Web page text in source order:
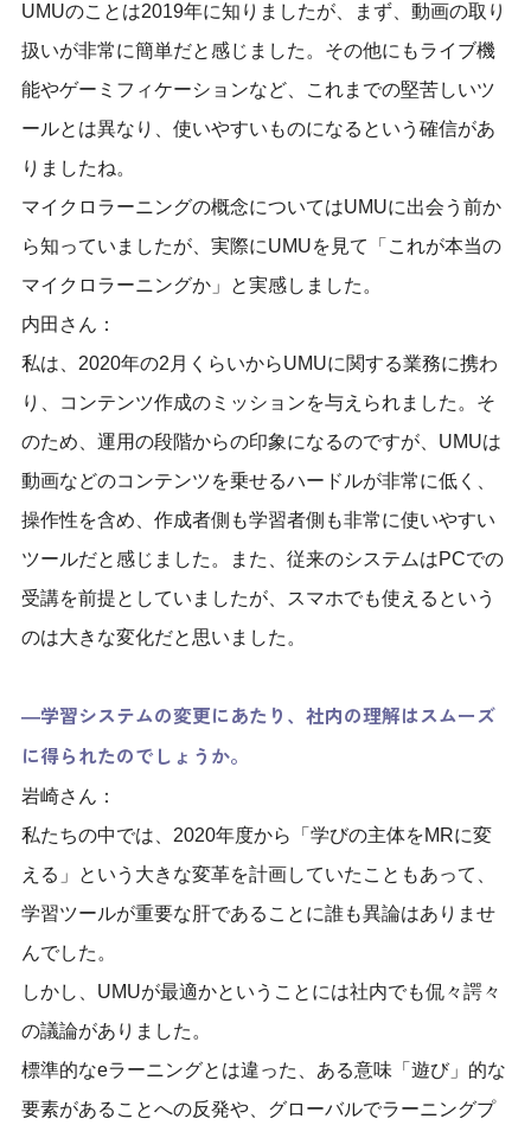
UMUのことは2019年に知りましたが、まず、動画の取り
扱いが非常に簡単だと感じました。その他にもライブ機
能やゲーミフィケーションなど、これまでの堅苦しいツ
ールとは異なり、使いやすいものになるという確信があ
りましたね。
マイクロラーニングの概念についてはUMUに出会う前か
ら知っていましたが、実際にUMUを見て「これが本当の
マイクロラーニングか」と実感しました。
内田さん：
私は、2020年の2月くらいからUMUに関する業務に携わ
り、コンテンツ作成のミッションを与えられました。そ
のため、運用の段階からの印象になるのですが、UMUは
動画などのコンテンツを乗せるハードルが非常に低く、
操作性を含め、作成者側も学習者側も非常に使いやすい
ツールだと感じました。また、従来のシステムはPCでの
受講を前提としていましたが、スマホでも使えるという
のは大きな変化だと思いました。
―学習システムの変更にあたり、社内の理解はスムーズ
に得られたのでしょうか。
岩崎さん：
私たちの中では、2020年度から「学びの主体をMRに変
える」という大きな変革を計画していたこともあって、
学習ツールが重要な肝であることに誰も異論はありませ
んでした。
しかし、UMUが最適かということには社内でも侃々諤々
の議論がありました。
標準的なeラーニングとは違った、ある意味「遊び」的な
要素があることへの反発や、グローバルでラーニングプ